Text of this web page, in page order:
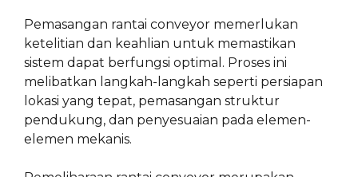
Pemasangan rantai conveyor memerlukan
ketelitian dan keahlian untuk memastikan
sistem dapat berfungsi optimal. Proses ini
melibatkan langkah-langkah seperti persiapan
lokasi yang tepat, pemasangan struktur
pendukung, dan penyesuaian pada elemen-
elemen mekanis.